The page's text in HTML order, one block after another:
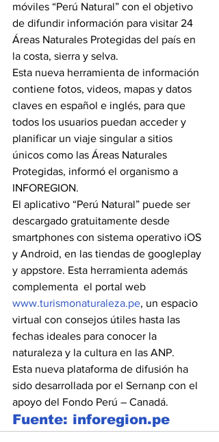
móviles “Perú Natural” con el objetivo
de difundir información para visitar 24
Áreas Naturales Protegidas del país en
la costa, sierra y selva.
Esta nueva herramienta de información
contiene fotos, videos, mapas y datos
claves en español e inglés, para que
todos los usuarios puedan acceder y
planificar un viaje singular a sitios
únicos como las Áreas Naturales
Protegidas, informó el organismo a
INFOREGION.
El aplicativo “Perú Natural” puede ser
descargado gratuitamente desde
smartphones con sistema operativo iOS
y Android, en las tiendas de googleplay
y appstore. Esta herramienta además
complementa  el portal web
www.turismonaturaleza.pe, un espacio
virtual con consejos útiles hasta las
fechas ideales para conocer la
naturaleza y la cultura en las ANP.
Esta nueva plataforma de difusión ha
sido desarrollada por el Sernanp con el
apoyo del Fondo Perú – Canadá.
Fuente: inforegion.pe